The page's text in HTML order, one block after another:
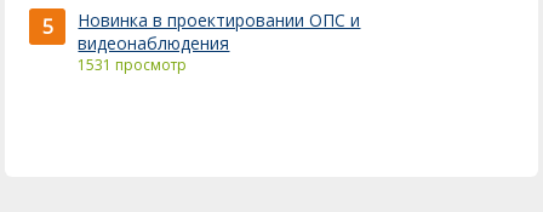
5
Новинка в проектировании ОПС и
видеонаблюдения
1531 просмотр